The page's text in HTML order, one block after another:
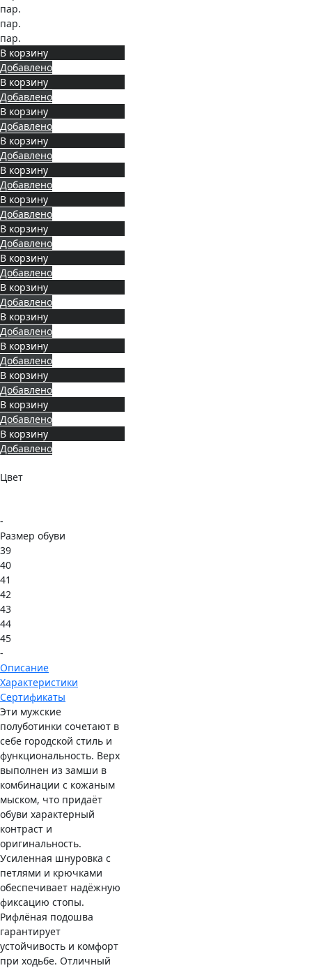
пар.
пар.
пар.
В корзину
Добавлено
В корзину
Добавлено
В корзину
Добавлено
В корзину
Добавлено
В корзину
Добавлено
В корзину
Добавлено
В корзину
Добавлено
В корзину
Добавлено
В корзину
Добавлено
В корзину
Добавлено
В корзину
Добавлено
В корзину
Добавлено
В корзину
Добавлено
В корзину
Добавлено
Цвет
-
Размер обуви
39
40
41
42
43
44
45
-
Описание
Характеристики
Сертификаты
Эти мужские
полуботинки сочетают в
себе городской стиль и
функциональность. Верх
выполнен из замши в
комбинации с кожаным
мыском, что придаёт
обуви характерный
контраст и
оригинальность.
Усиленная шнуровка с
петлями и крючками
обеспечивает надёжную
фиксацию стопы.
Рифлёная подошва
гарантирует
устойчивость и комфорт
при ходьбе. Отличный